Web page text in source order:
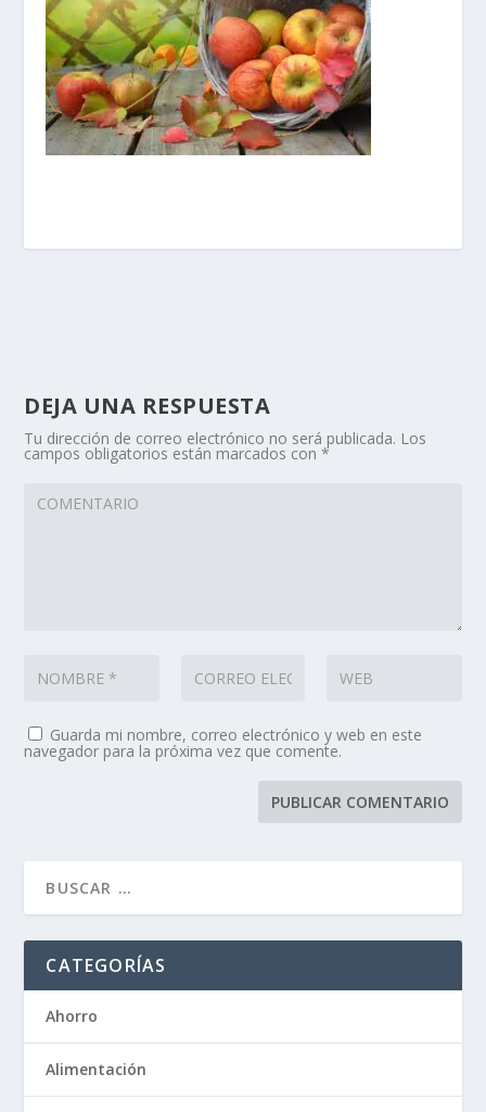
DEJA UNA RESPUESTA
Tu dirección de correo electrónico no será publicada. Los
campos obligatorios están marcados con*
Guarda mi nombre, correo electrónico y web en este
navegador para la próxima vez que comente.
CATEGORÍAS
Ahorro
Alimentación